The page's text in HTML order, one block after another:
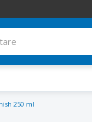
250 ml